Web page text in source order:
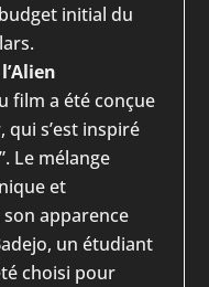
initial du
film a été conçue
qui s’est inspiré
Le mélange
et
son apparence
un étudiant
choisi pour